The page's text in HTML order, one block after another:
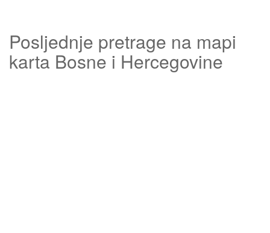
Posljednje pretrage na mapi
karta Bosne i Hercegovine